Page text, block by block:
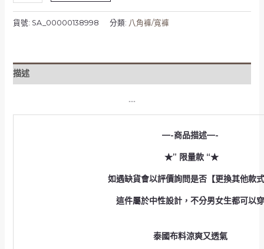
剩
白
斜
口
洗
貨號: SA_00000138998 分類: 八角褲/寬褲
描述
….
—-商品描述—-
★” 限量款 “★
如遇缺貨會以評價詢問是否【更換其他款
這件屬於中性設計，不分男女生都可以
泰國布料涼爽又透氣